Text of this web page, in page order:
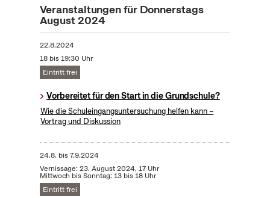
Veranstaltungen für Donnerstags
August 2024
22.8.2024
18 bis 19:30 Uhr
Eintritt frei
Vorbereitet für den Start in die Grundschule?
Wie die Schuleingangsuntersuchung helfen kann –
Vortrag und Diskussion
24.8. bis7.9.2024
Vernissage: 23. August 2024, 17 Uhr
Mittwoch bis Sonntag: 13 bis 18 Uhr
Eintritt frei